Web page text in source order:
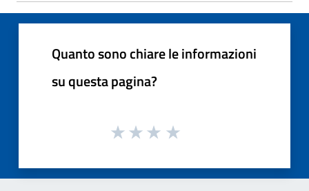
Quanto sono chiare le informazioni
su questa pagina?